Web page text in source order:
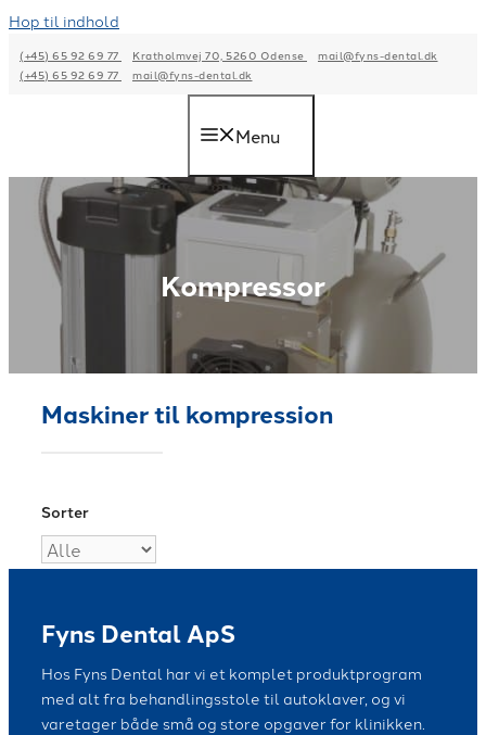
Hop til indhold
(+45) 65 92 69 77 Kratholmvej 70, 5260 Odense
mail@fyns-dental.dk
(+45) 65 92 69 77
mail@fyns-dental.dk
Menu
Kompressor
Maskiner til kompression
Sorter
Fyns Dental ApS
Hos Fyns Dental har vi et komplet produktprogram
med alt fra behandlingsstole til autoklaver, og vi
varetager både små og store opgaver for klinikken.